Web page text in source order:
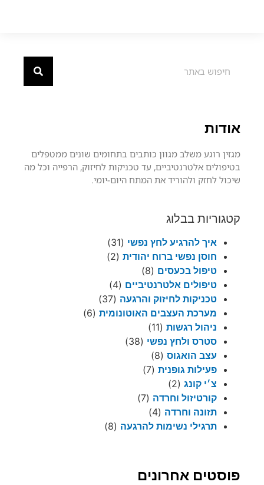
אודות
מגזין רוגע משלב מגוון כותבים בתחומים שונים ממטפלים
בטיפולים אלטרנטיביים, עד טכניקות לחיזוק, הרפייה וכל מה
שיכול לחזק ולהוריד את המתח היום-יומי.
קטגוריות בבלוג
איך להרגיע לחץ נפשי (31)
חוסן נפשי ברוח יהודית (2)
טיפול בכעסים (8)
טיפולים אלטרנטיביים (4)
טכניקות לחיזוק והרגעה (37)
מערכת העצבים האוטונומית (6)
ניהול רגשות (11)
סטרס ולחץ נפשי (38)
עצב הואגוס (8)
פעילות גופנית (7)
צ׳י קונג (2)
קורטיזול וחרדה (7)
תזונה וחרדה (4)
תרגילי נשימות להרגעה (8)
פוסטים אחרונים